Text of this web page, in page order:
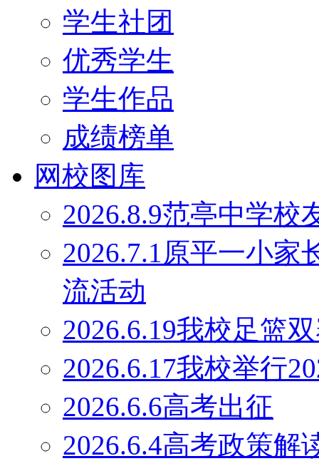
学生社团
优秀学生
学生作品
成绩榜单
网校图库
2026.8.9范亭中学校
2026.7.1原平一小家
流活动
2026.6.19我校足篮
2026.6.17我校举行
2026.6.6高考出征
2026.6.4高考政策解